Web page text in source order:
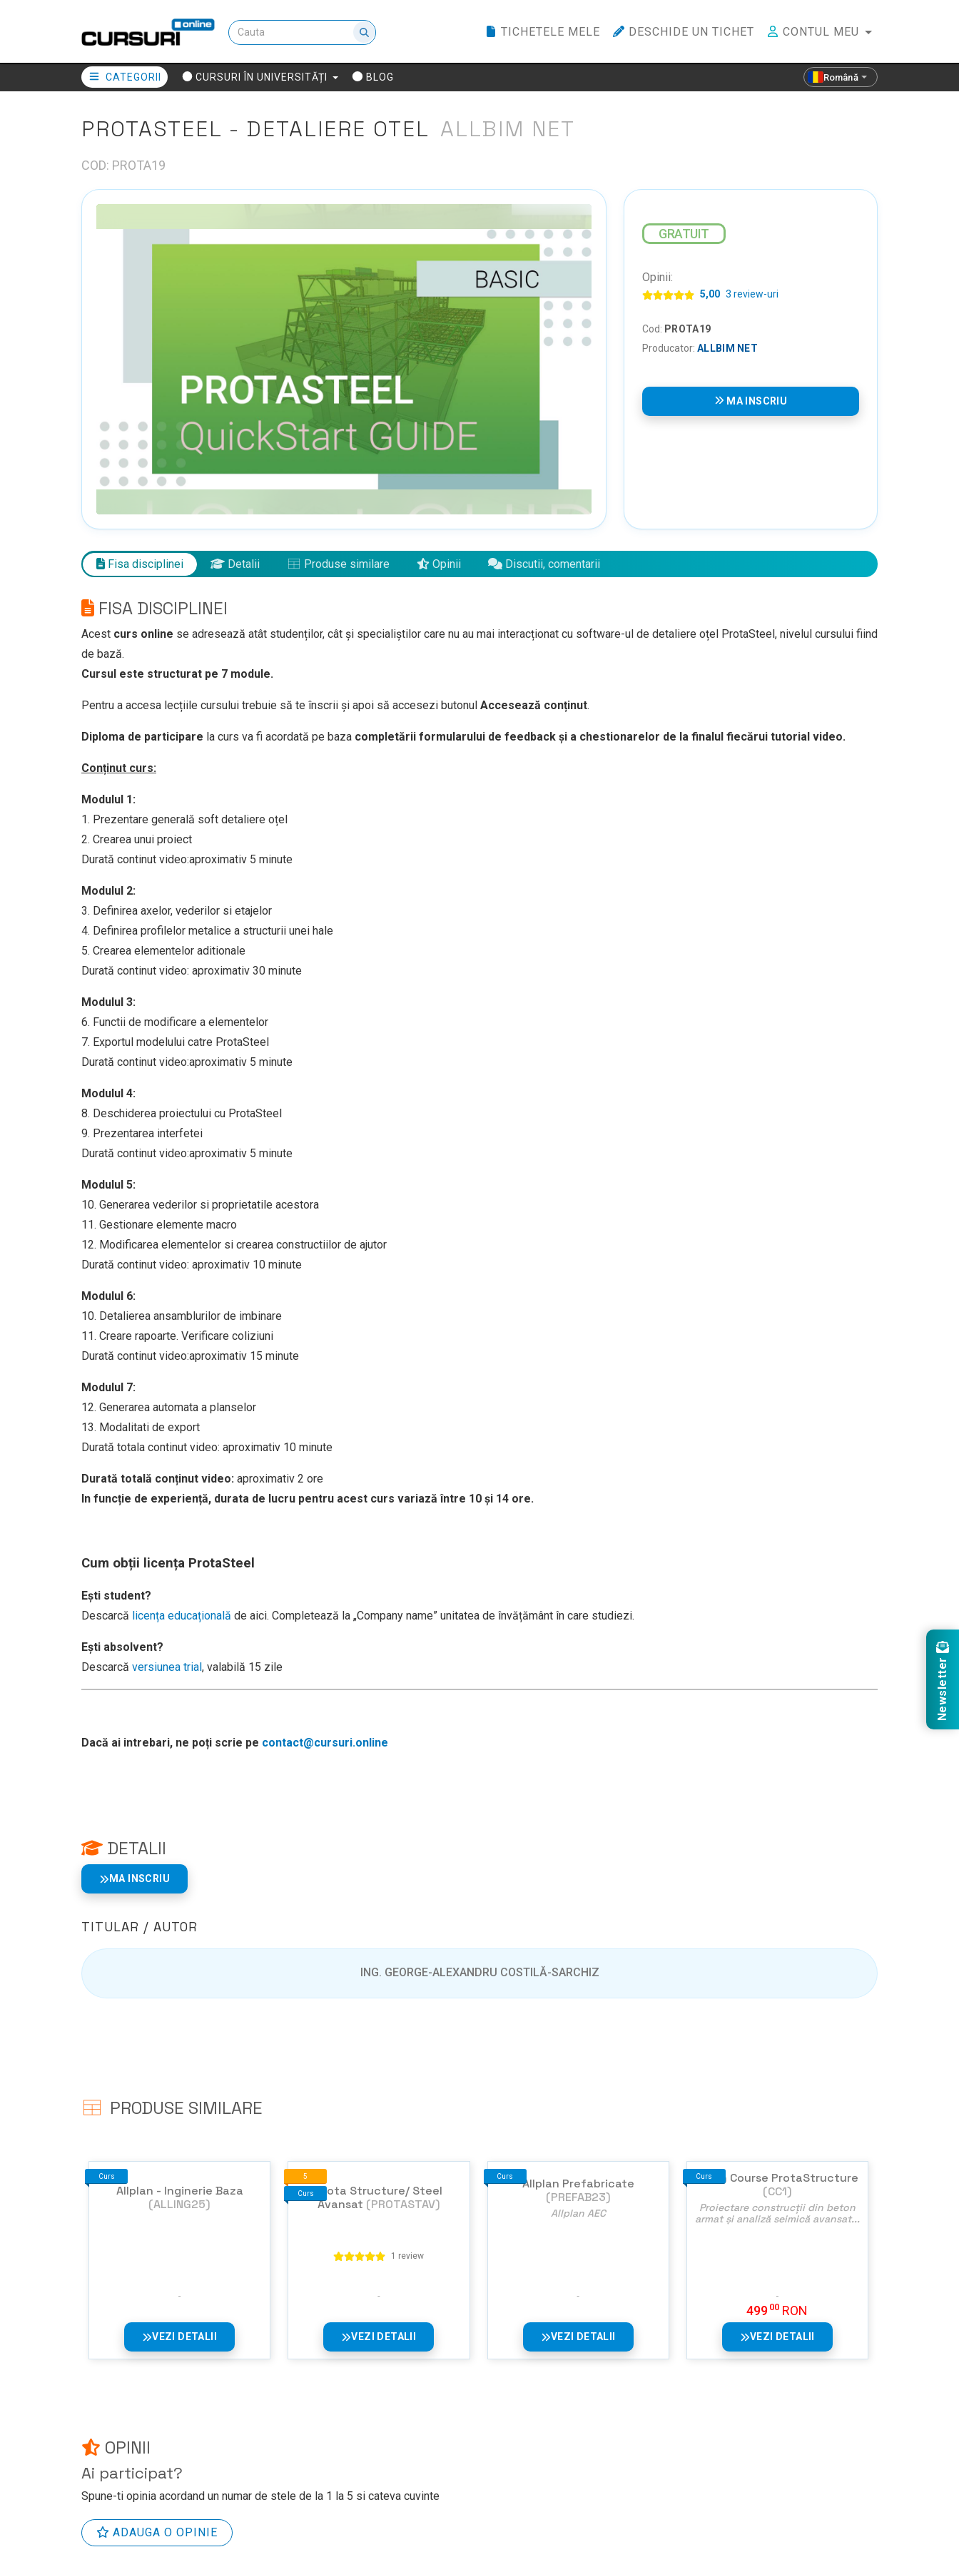
TICHETELE MELE DESCHIDE UN TICHET CONTUL MEU
CATEGORII CURSURI ÎN UNIVERSITĂȚI BLOG Română
PROTASTEEL - DETALIERE OTEL ALLBIM NET
COD: PROTA19
GRATUIT
Opinii:
5,00 3 review-uri
Cod: PROTA19
Producator: ALLBIM NET
MA INSCRIU
Fisa disciplinei Detalii Produse similare Opinii Discutii, comentarii
FISA DISCIPLINEI
Acest curs online se adresează atât studenților, cât și specialiștilor care nu au mai interacționat cu software-ul de detaliere oțel ProtaSteel, nivelul cursului fiind
de bază.
Cursul este structurat pe 7 module.
Pentru a accesa lecțiile cursului trebuie să te înscrii și apoi să accesezi butonul Accesează conținut.
Diploma de participare la curs va fi acordată pe baza completării formularului de feedback și a chestionarelor de la finalul fiecărui tutorial video.
Conținut curs:
Modulul 1:
1. Prezentare generală soft detaliere oțel
2. Crearea unui proiect
Durată continut video:aproximativ 5 minute
Modulul 2:
3. Definirea axelor, vederilor si etajelor
4. Definirea profilelor metalice a structurii unei hale
5. Crearea elementelor aditionale
Durată continut video: aproximativ 30 minute
Modulul 3:
6. Functii de modificare a elementelor
7. Exportul modelului catre ProtaSteel
Durată continut video:aproximativ 5 minute
Modulul 4:
8. Deschiderea proiectului cu ProtaSteel
9. Prezentarea interfetei
Durată continut video:aproximativ 5 minute
Modulul 5:
10. Generarea vederilor si proprietatile acestora
11. Gestionare elemente macro
12. Modificarea elementelor si crearea constructiilor de ajutor
Durată continut video: aproximativ 10 minute
Modulul 6:
10. Detalierea ansamblurilor de imbinare
11. Creare rapoarte. Verificare coliziuni
Durată continut video:aproximativ 15 minute
Modulul 7:
12. Generarea automata a planselor
13. Modalitati de export
Durată totala continut video: aproximativ 10 minute
Durată totală conținut video: aproximativ 2 ore
In funcție de experiență, durata de lucru pentru acest curs variază între 10 și 14 ore.
Cum obții licența ProtaSteel
Ești student?
Descarcă licența educațională de aici. Completează la „Company name” unitatea de învățământ în care studiezi.
Ești absolvent?
Descarcă versiunea trial, valabilă 15 zile
Dacă ai intrebari, ne poți scrie pe contact@cursuri.online
DETALII
MA INSCRIU
TITULAR / AUTOR
ING. GEORGE-ALEXANDRU COSTILĂ-SARCHIZ
PRODUSE SIMILARE
Curs
Allplan - Inginerie Baza
(ALLING25)
VEZI DETALII
5
Curs Prota Structure/ Steel
Avansat (PROTASTAV)
1 review
VEZI DETALII
Curs
Allplan Prefabricate
(PREFAB23)
Allplan AEC
VEZI DETALII
Curs
Crash Course ProtaStructure
(CC1)
Proiectare construcții din beton
armat și analiză seimică avansat...
499 00 RON
VEZI DETALII
OPINII
Ai participat?
Spune-ti opinia acordand un numar de stele de la 1 la 5 si cateva cuvinte
ADAUGA O OPINIE
Newsletter